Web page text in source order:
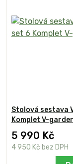
Stolová sestava
Komplet V-
5 990 Kč
4 950 Kč bez DPH